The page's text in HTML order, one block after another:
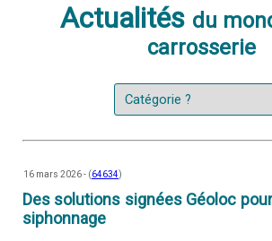
Actualités du
carrosserie
16 mars 2026 - (64634)
Des solutions signées Géoloc
siphonnage